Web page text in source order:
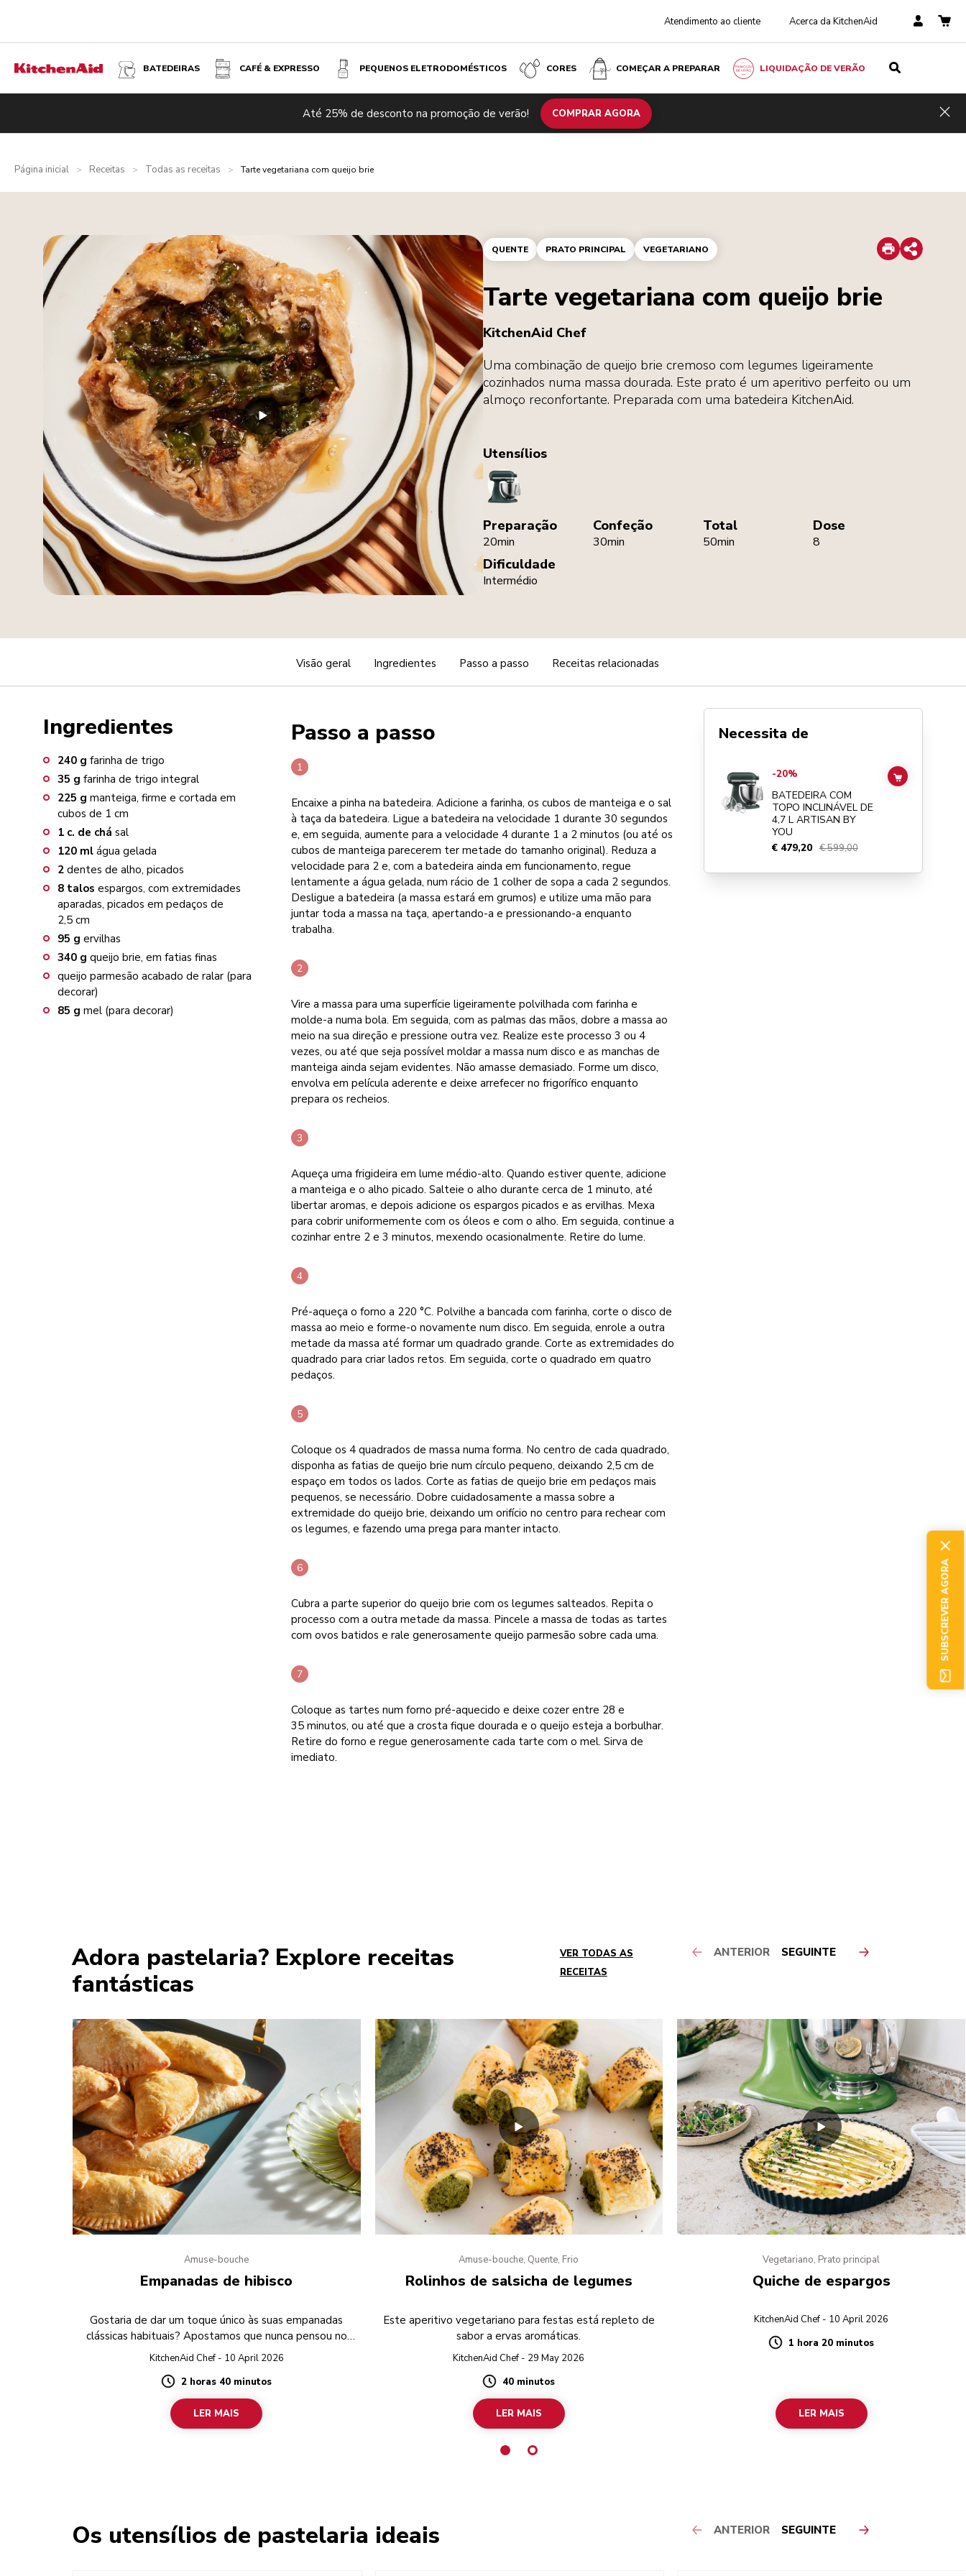
Atendimento ao cliente Acerca da KitchenAid
BATEDEIRAS CAFÉ & EXPRESSO PEQUENOS ELETRODOMÉSTICOS CORES COMEÇAR A PREPARAR LIQUIDAÇÃO DE VERÃO
Até 25% de desconto na promoção de verão! COMPRAR AGORA
Página inicial > Receitas > Todas as receitas > Tarte vegetariana com queijo brie
QUENTE PRATO PRINCIPAL VEGETARIANO Print
Share
Tarte vegetariana com queijo brie
KitchenAid Chef
Uma combinação de queijo brie cremoso com legumes ligeiramente
cozinhados numa massa dourada. Este prato é um aperitivo perfeito ou um
almoço reconfortante. Preparada com uma batedeira KitchenAid.
Utensílios
StandMixer
Preparação
20min
Confeção
30min
Total
50min
Dose
8
Dificuldade
Intermédio
Visão geral Ingredientes Passo a passo Receitas relacionadas
Ingredientes
240 g farinha de trigo
35 g farinha de trigo integral
225 g manteiga, firme e cortada em
cubos de 1 cm
1 c. de chá sal
120 ml água gelada
2 dentes de alho, picados
8 talos espargos, com extremidades
aparadas, picados em pedaços de
2,5 cm
95 g ervilhas
340 g queijo brie, em fatias finas
queijo parmesão acabado de ralar (para
decorar)
85 g mel (para decorar)
Passo a passo
Encaixe a pinha na batedeira. Adicione a farinha, os cubos de manteiga e o sal
à taça da batedeira. Ligue a batedeira na velocidade 1 durante 30 segundos
e, em seguida, aumente para a velocidade 4 durante 1 a 2 minutos (ou até os
cubos de manteiga parecerem ter metade do tamanho original). Reduza a
velocidade para 2 e, com a batedeira ainda em funcionamento, regue
lentamente a água gelada, num rácio de 1 colher de sopa a cada 2 segundos.
Desligue a batedeira (a massa estará em grumos) e utilize uma mão para
juntar toda a massa na taça, apertando-a e pressionando-a enquanto
trabalha.
Vire a massa para uma superfície ligeiramente polvilhada com farinha e
molde-a numa bola. Em seguida, com as palmas das mãos, dobre a massa ao
meio na sua direção e pressione outra vez. Realize este processo 3 ou 4
vezes, ou até que seja possível moldar a massa num disco e as manchas de
manteiga ainda sejam evidentes. Não amasse demasiado. Forme um disco,
envolva em película aderente e deixe arrefecer no frigorífico enquanto
prepara os recheios.
Aqueça uma frigideira em lume médio-alto. Quando estiver quente, adicione
a manteiga e o alho picado. Salteie o alho durante cerca de 1 minuto, até
libertar aromas, e depois adicione os espargos picados e as ervilhas. Mexa
para cobrir uniformemente com os óleos e com o alho. Em seguida, continue a
cozinhar entre 2 e 3 minutos, mexendo ocasionalmente. Retire do lume.
Pré-aqueça o forno a 220 °C. Polvilhe a bancada com farinha, corte o disco de
massa ao meio e forme-o novamente num disco. Em seguida, enrole a outra
metade da massa até formar um quadrado grande. Corte as extremidades do
quadrado para criar lados retos. Em seguida, corte o quadrado em quatro
pedaços.
Coloque os 4 quadrados de massa numa forma. No centro de cada quadrado,
disponha as fatias de queijo brie num círculo pequeno, deixando 2,5 cm de
espaço em todos os lados. Corte as fatias de queijo brie em pedaços mais
pequenos, se necessário. Dobre cuidadosamente a massa sobre a
extremidade do queijo brie, deixando um orifício no centro para rechear com
os legumes, e fazendo uma prega para manter intacto.
Cubra a parte superior do queijo brie com os legumes salteados. Repita o
processo com a outra metade da massa. Pincele a massa de todas as tartes
com ovos batidos e rale generosamente queijo parmesão sobre cada uma.
Coloque as tartes num forno pré-aquecido e deixe cozer entre 28 e
35 minutos, ou até que a crosta fique dourada e o queijo esteja a borbulhar.
Retire do forno e regue generosamente cada tarte com o mel. Sirva de
imediato.
Necessita de
Go toBATEDEIRA COM TOPO INCLINÁVEL DE 4,7 L
-20%
BATEDEIRA COM
TOPO INCLINÁVEL DE
4,7 L ARTISAN BY
YOU
€ 479,20 € 599,00
ADD TO CART
Adora pastelaria? Explore receitas
fantásticas
VER TODAS AS
RECEITAS
ANTERIOR SEGUINTE
Amuse-bouche
Empanadas de hibisco
Gostaria de dar um toque único às suas empanadas
clássicas habituais? Apostamos que nunca pensou no
hibisco!
KitchenAid Chef - 10 April 2026
Duration
2 horas 40 minutos
LER MAIS
Amuse-bouche, Quente, Frio
Rolinhos de salsicha de legumes
Este aperitivo vegetariano para festas está repleto de
sabor a ervas aromáticas.
KitchenAid Chef - 29 May 2026
Duration
40 minutos
LER MAIS
Vegetariano, Prato principal
Quiche de espargos
KitchenAid Chef - 10 April 2026
Duration
1 hora 20 minutos
LER MAIS
Os utensílios de pastelaria ideais ANTERIOR SEGUINTE
SUBSCREVER AGORA